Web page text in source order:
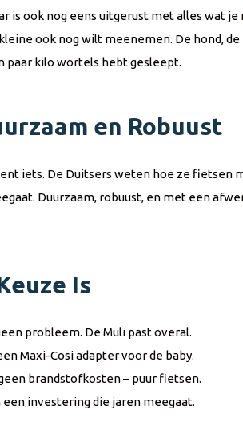
is ook nog eens uitgerust met alles wat je
ook nog wilt meenemen. De hond,
paar kilo wortels hebt gesleept.
en Robuust
iets. De Duitsers weten hoe ze fietsen
Duurzaam, robuust, en met een
Is
probleem. De Muli past overal.
Maxi-Cosi adapter voor de baby.
brandstofkosten – puur fietsen.
een investering die jaren meegaat.